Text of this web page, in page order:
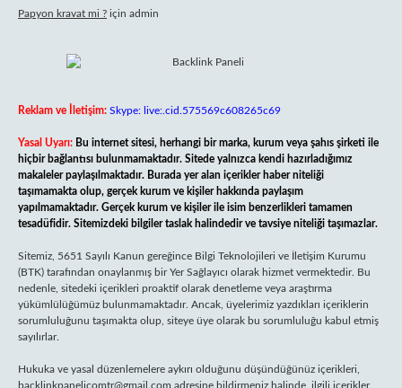
Papyon kravat mi ? için admin
Reklam ve İletişim: Skype: live:.cid.575569c608265c69
Yasal Uyarı: Bu internet sitesi, herhangi bir marka, kurum veya şahıs şirketi ile
hiçbir bağlantısı bulunmamaktadır. Sitede yalnızca kendi hazırladığımız
makaleler paylaşılmaktadır. Burada yer alan içerikler haber niteliği
taşımamakta olup, gerçek kurum ve kişiler hakkında paylaşım
yapılmamaktadır. Gerçek kurum ve kişiler ile isim benzerlikleri tamamen
tesadüfidir. Sitemizdeki bilgiler taslak halindedir ve tavsiye niteliği taşımazlar.
Sitemiz, 5651 Sayılı Kanun gereğince Bilgi Teknolojileri ve İletişim Kurumu
(BTK) tarafından onaylanmış bir Yer Sağlayıcı olarak hizmet vermektedir. Bu
nedenle, sitedeki içerikleri proaktif olarak denetleme veya araştırma
yükümlülüğümüz bulunmamaktadır. Ancak, üyelerimiz yazdıkları içeriklerin
sorumluluğunu taşımakta olup, siteye üye olarak bu sorumluluğu kabul etmiş
sayılırlar.
Hukuka ve yasal düzenlemelere aykırı olduğunu düşündüğünüz içerikleri,
backlinkpanelicomtr@gmail.com adresine bildirmeniz halinde, ilgili içerikler